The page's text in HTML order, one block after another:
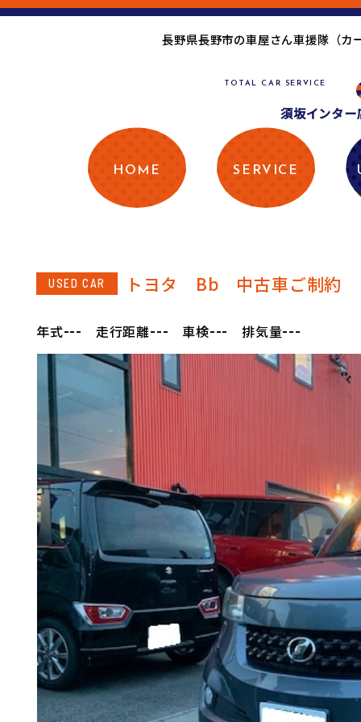
長野県長野市の車屋さん車援隊（カ
TOTAL CAR SERVICE
須坂インター
HOME SERVICE
USED CAR トヨタ Bb 中古車ご制約
年式--- 走行距離--- 車検--- 排気量---